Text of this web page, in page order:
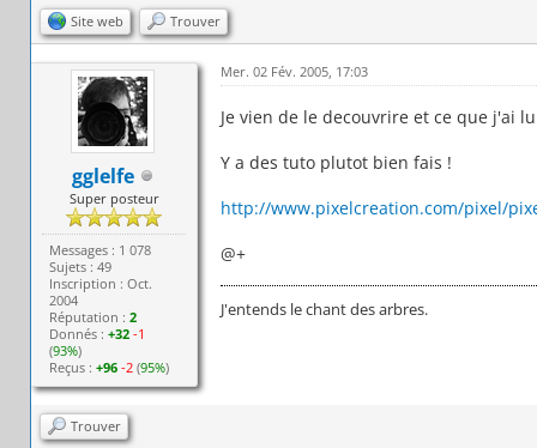
Site web Trouver
gglelfe
Super posteur
Messages : 1 078
Sujets : 49
Inscription : Oct.
2004
Réputation :2
Donnés :+32 -1
(93%)
Reçus :+96 -2 (95%)
Mer. 02 Fév. 2005, 17:03
Je vien de le decouvrire et ce que j'ai
Y a des tuto plutot bien fais !
http://www.pixelcreation.com/pixel/
@+
J'entends le chant des arbres.
Trouver